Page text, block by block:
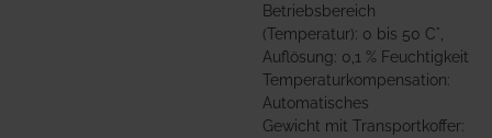
Betriebsbereich
(Temperatur): 0 bis 50 C°,
Auflösung: 0,1 % Feuchtigkeit
Temperaturkompensation:
Automatisches
Gewicht mit Transportkoffer: